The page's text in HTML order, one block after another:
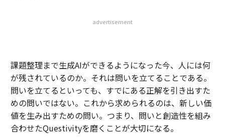
advertisement
課題整理まで生成AIができるようになった今、人には何
が残されているのか。それは問いを立てることである。
問いを立てるといっても、すでにある正解を引き出すた
めの問いではない。これから求められるのは、新しい価
値を生み出すための問い。つまり、問いと創造性を組み
合わせたQuestivityを磨くことが大切になる。